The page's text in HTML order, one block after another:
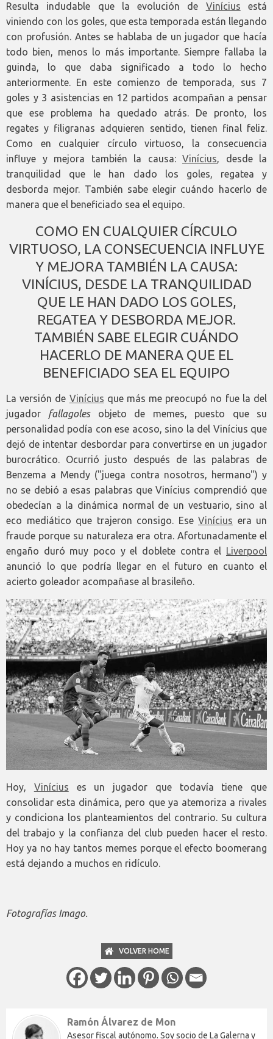
Resulta indudable que la evolución de Vinícius está
viniendo con los goles, que esta temporada están llegando
con profusión. Antes se hablaba de un jugador que hacía
todo bien, menos lo más importante. Siempre fallaba la
guinda, lo que daba significado a todo lo hecho
anteriormente. En este comienzo de temporada, sus 7
goles y 3 asistencias en 12 partidos acompañan a pensar
que ese problema ha quedado atrás. De pronto, los
regates y filigranas adquieren sentido, tienen final feliz.
Como en cualquier círculo virtuoso, la consecuencia
influye y mejora también la causa: Vinícius, desde la
tranquilidad que le han dado los goles, regatea y
desborda mejor. También sabe elegir cuándo hacerlo de
manera que el beneficiado sea el equipo.
COMO EN CUALQUIER CÍRCULO
VIRTUOSO, LA CONSECUENCIA INFLUYE
Y MEJORA TAMBIÉN LA CAUSA:
VINÍCIUS, DESDE LA TRANQUILIDAD
QUE LE HAN DADO LOS GOLES,
REGATEA Y DESBORDA MEJOR.
TAMBIÉN SABE ELEGIR CUÁNDO
HACERLO DE MANERA QUE EL
BENEFICIADO SEA EL EQUIPO
La versión de Vinícius que más me preocupó no fue la del
jugador fallagoles objeto de memes, puesto que su
personalidad podía con ese acoso, sino la del Vinícius que
dejó de intentar desbordar para convertirse en un jugador
burocrático. Ocurrió justo después de las palabras de
Benzema a Mendy ("juega contra nosotros, hermano") y
no se debió a esas palabras que Vinícius comprendió que
obedecían a la dinámica normal de un vestuario, sino al
eco mediático que trajeron consigo. Ese Vinícius era un
fraude porque su naturaleza era otra. Afortunadamente el
engaño duró muy poco y el doblete contra el Liverpool
anunció lo que podría llegar en el futuro en cuanto el
acierto goleador acompañase al brasileño.
Hoy, Vinícius es un jugador que todavía tiene que
consolidar esta dinámica, pero que ya atemoriza a rivales
y condiciona los planteamientos del contrario. Su cultura
del trabajo y la confianza del club pueden hacer el resto.
Hoy ya no hay tantos memes porque el efecto boomerang
está dejando a muchos en ridículo.
Fotografías Imago.
VOLVER HOME
Ramón Álvarez de Mon
Asesor fiscal autónomo. Soy socio de La Galerna y